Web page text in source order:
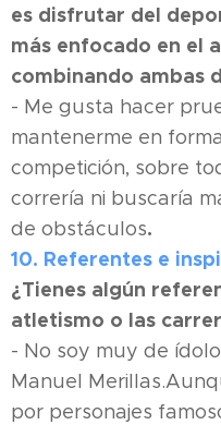
es disfrutar del
más enfocado en el
combinando ambas
- Me gusta hacer
mantenerme en
competición, sobre
correría ni buscaría
de obstáculos.
10. Referentes e
¿Tienes algún
atletismo o las
- No soy muy de
Manuel
por personajes